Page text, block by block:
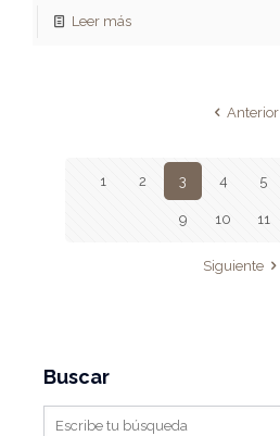
Leer más
Anterior
1 2 3 4 5
9 10 11
Siguiente
Buscar